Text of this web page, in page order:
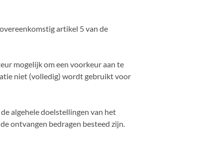
artikel 5 van de
mogelijk om een voorkeur aan te
niet (volledig) wordt gebruikt voor
algehele doelstellingen van het
ontvangen bedragen besteed zijn.